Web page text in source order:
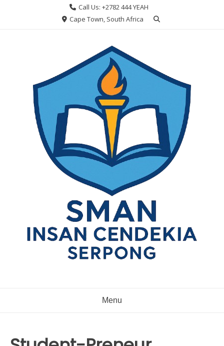
Call Us: +2782 444 YEAH
Cape Town, South Africa
Menu